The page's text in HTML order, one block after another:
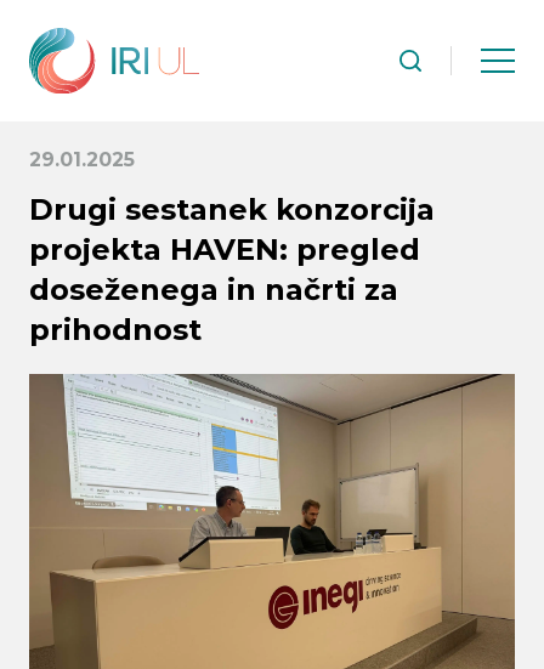
29.01.2025
Drugi sestanek konzorcija
projekta HAVEN: pregled
doseženega in načrti za
prihodnost